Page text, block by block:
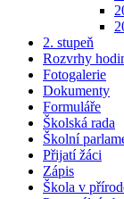
2. stupeň
Rozvrhy
Fotogalerie
Dokumenty
Formuláře
Školská rada
Školní
Přijatí žáci
Zápis
Škola v